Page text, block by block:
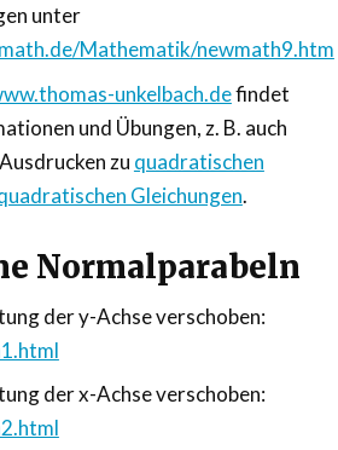
unter
Mathematik/newmath9.htm
unkelbach.defindet
und Übungen, z. B. auch
zu quadratischen
Gleichungen.
Normalparabeln
der y-Achse verschoben:
der x-Achse verschoben: